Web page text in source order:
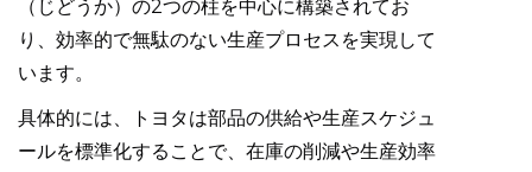
（じどうか）の2つの柱を中心に構築されてお
り、効率的で無駄のない生産プロセスを実現して
います。
具体的には、トヨタは部品の供給や生産スケジュ
ールを標準化することで、在庫の削減や生産効率